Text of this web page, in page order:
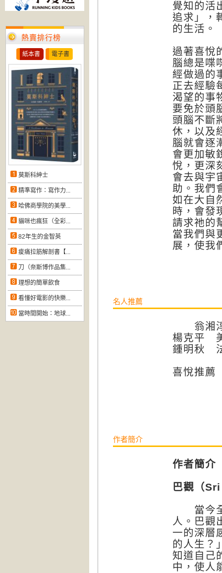
熱賣排行榜
紙本書 電子書
莫斯科紳士
精準寫作：寫作力...
哈佛商學院的美學...
貓咪也瘋狂（全彩...
82年生的金智英
痠痛拉筋解剖書【...
刀（奈斯博作品集...
理想的簡單飲食
看懂好電影的快樂...
當時間開始：地球...
覺知的活
追求」，
的生活。
過著喜悅
腦總是喋
經做過的
正去經驗
渴望的事
要免於頭
頭腦不斷
休，以及
腦就會逐
會更加敏
悅，更深
會去與宇
助。我們
如在大自
時，會發
請求祂的
當我們與
展，使我
名人推薦
翁湘淳
楊克平
鍾明秋
喜悅推薦
作者簡介
作者簡介
巴觀（
當今全
人。巴觀
一的深層
的人生？
知道自己
中，使人